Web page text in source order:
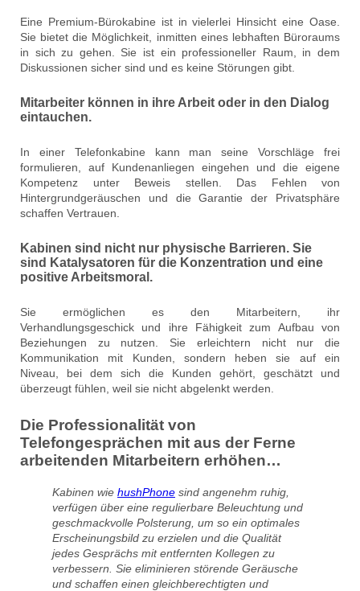
Eine Premium-Bürokabine ist in vielerlei Hinsicht eine Oase.
Sie bietet die Möglichkeit, inmitten eines lebhaften Büroraums
in sich zu gehen. Sie ist ein professioneller Raum, in dem
Diskussionen sicher sind und es keine Störungen gibt.
Mitarbeiter können in ihre Arbeit oder in den Dialog
eintauchen.
In einer Telefonkabine kann man seine Vorschläge frei
formulieren, auf Kundenanliegen eingehen und die eigene
Kompetenz unter Beweis stellen. Das Fehlen von
Hintergrundgeräuschen und die Garantie der Privatsphäre
schaffen Vertrauen.
Kabinen sind nicht nur physische Barrieren. Sie
sind Katalysatoren für die Konzentration und eine
positive Arbeitsmoral.
Sie ermöglichen es den Mitarbeitern, ihr
Verhandlungsgeschick und ihre Fähigkeit zum Aufbau von
Beziehungen zu nutzen. Sie erleichtern nicht nur die
Kommunikation mit Kunden, sondern heben sie auf ein
Niveau, bei dem sich die Kunden gehört, geschätzt und
überzeugt fühlen, weil sie nicht abgelenkt werden.
Die Professionalität von
Telefongesprächen mit aus der Ferne
arbeitenden Mitarbeitern erhöhen…
Kabinen wie hushPhone sind angenehm ruhig,
verfügen über eine regulierbare Beleuchtung und
geschmackvolle Polsterung, um so ein optimales
Erscheinungsbild zu erzielen und die Qualität
jedes Gesprächs mit entfernten Kollegen zu
verbessern. Sie eliminieren störende Geräusche
und schaffen einen gleichberechtigten und